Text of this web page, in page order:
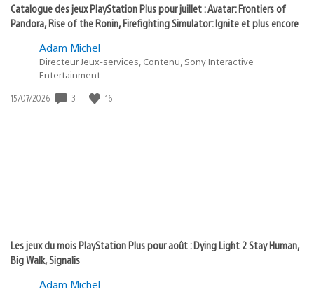
Catalogue des jeux PlayStation Plus pour juillet : Avatar: Frontiers of
Pandora, Rise of the Ronin, Firefighting Simulator: Ignite et plus encore
Adam Michel
Directeur Jeux-services, Contenu, Sony Interactive
Entertainment
Date
15/07/2026 3 16
Les jeux du mois PlayStation Plus pour août : Dying Light 2 Stay Human,
Big Walk, Signalis
Adam Michel